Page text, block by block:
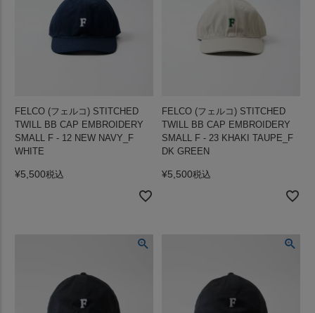
FELCO (フェルコ) STITCHED
TWILL BB CAP EMBROIDERY
SMALL F - 12 NEW NAVY_F
WHITE
¥5,500税込
FELCO (フェルコ) STITCHED
TWILL BB CAP EMBROIDERY
SMALL F - 23 KHAKI TAUPE_F
DK GREEN
¥5,500税込